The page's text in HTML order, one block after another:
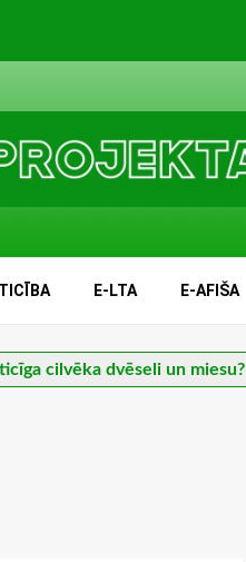
E-LTA E-AFIŠA
cilvēka dvēseli un miesu?